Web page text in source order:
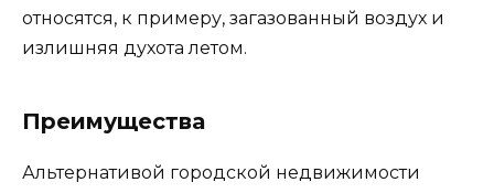
относятся, к примеру, загазованный воздух и
излишняя духота летом.
Преимущества
Альтернативой городской недвижимости